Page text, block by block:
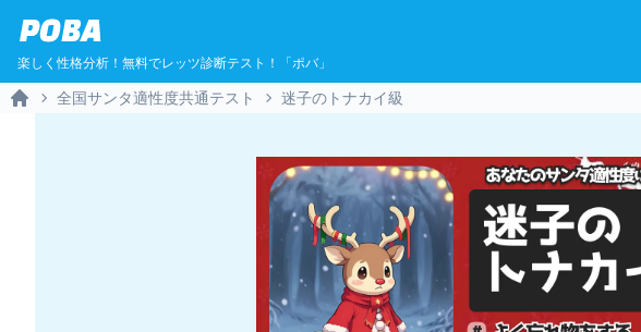
POBA
楽しく性格分析！無料でレッツ診断テスト！「ポバ」
全国サンタ適性度共通テスト 迷子のトナカイ級